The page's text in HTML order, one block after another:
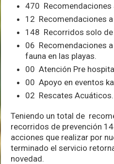
470 Recomendaciones
12 Recomendaciones
148 Recorridos solo de
06 Recomendaciones
fauna en las playas.
00 Atención Pre
00 Apoyo en eventos
02 Rescates Acuáticos.
Teniendo un total de
recorridos de prevención
acciones que realizar por
terminado el servicio
novedad.